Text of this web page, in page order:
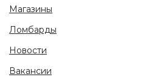
Магазины
Ломбарды
Новости
Вакансии